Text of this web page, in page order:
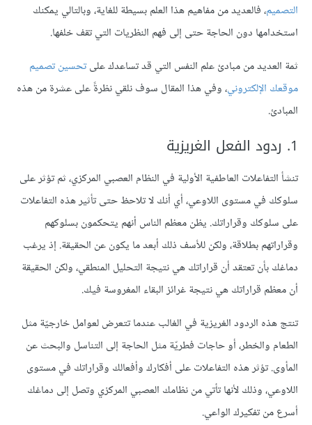
التصميم، فالعديد من مفاهيم هذا العلم بسيطة للغاية، وبالتالي يمكنك
استخدامها دون الحاجة حتى إلى فهم النظريات التي تقف خلفها.
ثمة العديد من مبادئ علم النفس التي قد تساعدك علىتحسين تصميم
موقعك الإلكتروني، وفي هذا المقال سوف نلقي نظرةً على عشرة من هذه
المبادئ.
1. ردود الفعل الغريزية
تنشأ التفاعلات العاطفية الأولية في النظام العصبي المركزي، ثم تؤثر على
سلوكك في مستوى اللاوعي، أي أنك لا تلاحظ حتى تأثير هذه التفاعلات
على سلوكك وقراراتك. يظن معظم الناس أنهم يتحكمون بسلوكهم
وقراراتهم بطلاقة، ولكن للأسف ذلك أبعد ما يكون عن الحقيقة. إذ يرغب
دماغك بأن تعتقد أن قراراتك هي نتيجة التحليل المنطقي، ولكن الحقيقة
أن معظم قراراتك هي نتيجة غرائز البقاء المغروسة فيك.
تنتج هذه الردود الغريزية في الغالب عندما تتعرض لعوامل خارجيّة مثل
الطعام والخطر، أو حاجات فطريّة مثل الحاجة إلى التناسل والبحث عن
المأوى. تؤثر هذه التفاعلات على أفكارك وأفعالك وقراراتك في مستوى
اللاوعي، وذلك لأنها تأتي من نظامك العصبي المركزي وتصل إلى دماغك
أسرع من تفكيرك الواعي.